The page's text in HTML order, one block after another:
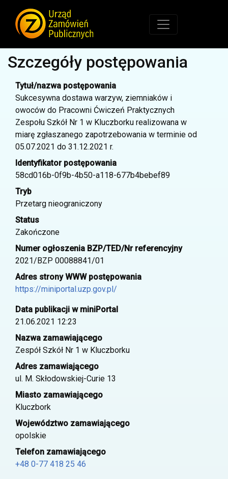
Szczegóły postępowania
Tytuł/nazwa postępowania
Sukcesywna dostawa warzyw, ziemniaków i
owoców do Pracowni Ćwiczeń Praktycznych
Zespołu Szkół Nr 1 w Kluczborku realizowana w
miarę zgłaszanego zapotrzebowania w terminie od
05.07.2021 do 31.12.2021 r.
Identyfikator postępowania
58cd016b-0f9b-4b50-a118-677b4bebef89
Tryb
Przetarg nieograniczony
Status
Zakończone
Numer ogłoszenia BZP/TED/Nr referencyjny
2021/BZP 00088841/01
Adres strony WWW postępowania
https://miniportal.uzp.gov.pl/
Data publikacji w miniPortal
21.06.2021 12:23
Nazwa zamawiającego
Zespół Szkół Nr 1 w Kluczborku
Adres zamawiającego
ul. M. Skłodowskiej-Curie 13
Miasto zamawiającego
Kluczbork
Województwo zamawiającego
opolskie
Telefon zamawiającego
+48 0-77 418 25 46